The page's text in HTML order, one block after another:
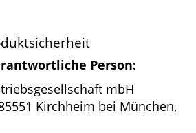
Person:
mbH
Kirchheim bei München,